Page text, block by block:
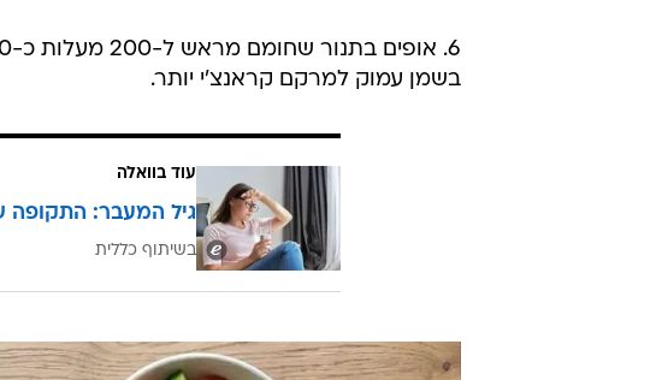
בשמן עמוק למרקם קראנצ'י יותר.
עוד בוואלה
גיל המעבר: התקופה
בשיתוף כללית